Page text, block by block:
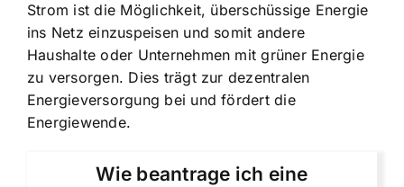
Strom ist die Möglichkeit, überschüssige Energie
ins Netz einzuspeisen und somit andere
Haushalte oder Unternehmen mit grüner Energie
zu versorgen. Dies trägt zur dezentralen
Energieversorgung bei und fördert die
Energiewende.
Wie beantrage ich eine